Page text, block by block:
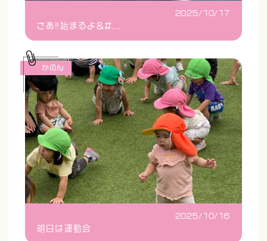
2025/10/17
さあ‼️始まるよ&#...
2025/10/16
明日は運動会
かのん